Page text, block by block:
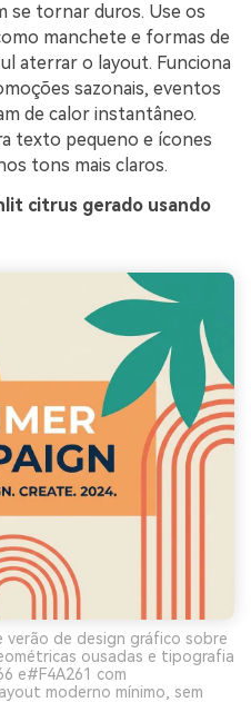
se tornar duros. Use os
manchete e formas de
aterrar o layout. Funciona
sazonais, eventos
de calor instantâneo.
texto pequeno e ícones
tons mais claros.
citrus gerado usando
verão de design gráfico sobre
ousadas e tipografia
e#F4A261 com
moderno mínimo, sem